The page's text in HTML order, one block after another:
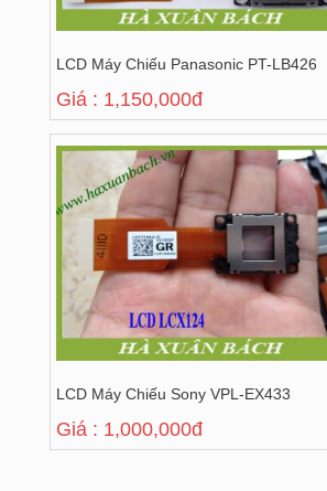
LCD Máy Chiếu Panasonic PT-LB426
Giá : 1,150,000đ
LCD Máy Chiếu Sony VPL-EX433
Giá : 1,000,000đ